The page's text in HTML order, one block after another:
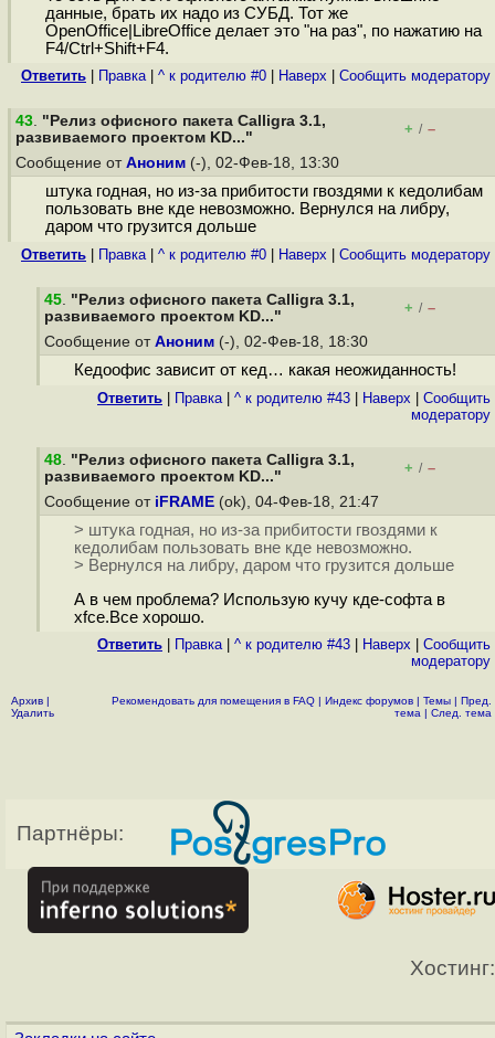
данные, брать их надо из СУБД. Тот же
OpenOffice|LibreOffice делает это "на раз", по нажатию на
F4/Ctrl+Shift+F4.
Ответить Правка| ^ к родителю #0 Наверх Cообщить модератору
43. "Релиз офисного пакета Calligra 3.1,
развиваемого проектом KD..."
+ / –
Сообщение от Аноним (-), 02-Фев-18, 13:30
штука годная, но из-за прибитости гвоздями к кедолибам
пользовать вне кде невозможно. Вернулся на либру,
даром что грузится дольше
Ответить Правка| ^ к родителю #0 Наверх Cообщить модератору
45. "Релиз офисного пакета Calligra 3.1,
развиваемого проектом KD..."
+ / –
Сообщение от Аноним (-), 02-Фев-18, 18:30
Кедоофис зависит от кед… какая неожиданность!
Ответить Правка| ^ к родителю #43 Наверх
Cообщить
модератору
48. "Релиз офисного пакета Calligra 3.1,
развиваемого проектом KD..."
+ / –
Сообщение от iFRAME (ok), 04-Фев-18, 21:47
> штука годная, но из-за прибитости гвоздями к
кедолибам пользовать вне кде невозможно.
> Вернулся на либру, даром что грузится дольше
А в чем проблема? Использую кучу кде-софта в
xfce.Все хорошо.
Ответить Правка| ^ к родителю #43 Наверх
Cообщить
модератору
Архив |
Удалить
Рекомендовать для помещения в FAQ | Индекс форумов | Темы | Пред.
тема | След. тема
Партнёры:
Хостинг: